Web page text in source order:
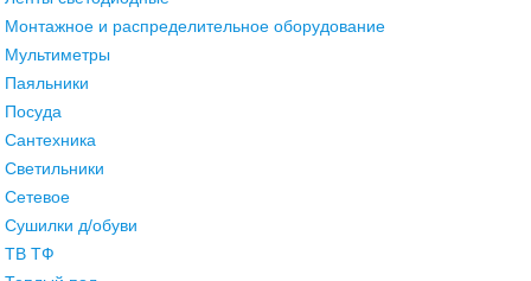
Монтажное и распределительное оборудование
Мультиметры
Паяльники
Посуда
Сантехника
Светильники
Сетевое
Сушилки д/обуви
ТВ ТФ